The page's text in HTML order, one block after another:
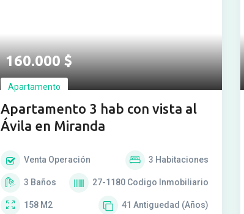
160.000$
Apartamento
Apartamento 3 hab con vista al
Ávila en Miranda
Venta Operación 3 Habitaciones
3 Baños 27-1180 Codigo Inmobiliario
158 M2 41 Antiguedad (Años)